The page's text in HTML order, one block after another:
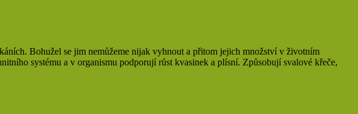
Bohužel se jim nemůžeme nijak vyhnout a přitom jejich množství v životním
systému a v organismu podporují růst kvasinek a plísní. Způsobují svalové křeče,